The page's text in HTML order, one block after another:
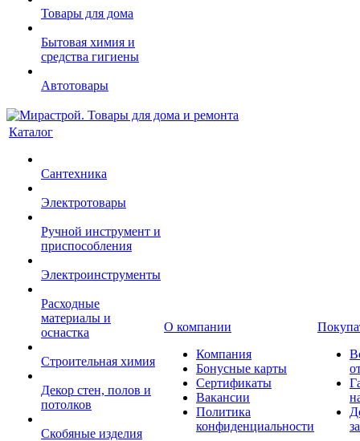
Товары для дома
Бытовая химия и
средства гигиены
Автотовары
Каталог
Сантехника
Электротовары
Ручной инструмент и
приспособления
Электроинструменты
Расходные
материалы и
оснастка
Строительная химия
Декор стен, полов и
потолков
Скобяные изделия
О компании
Компания
Бонусные карты
Сертификаты
Вакансии
Политика
конфиденциальности